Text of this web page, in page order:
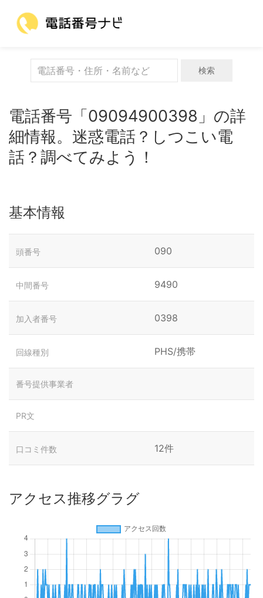
検索
電話番号「09094900398」の詳
細情報。迷惑電話？しつこい電
話？調べてみよう！
基本情報
頭番号 090
中間番号 9490
加入者番号 0398
回線種別 PHS/携帯
番号提供事業者
PR文
口コミ件数 12件
アクセス推移グラグ